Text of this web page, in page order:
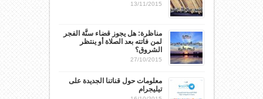
13/11/2015
مناظرة: هل يجوز قضاء سنَّة الفجر
لمن فاتته بعد الصلاة أو ينتظر
الشروق؟
27/10/2015
معلومات حول قناتنا الجديدة على
تيليجرام